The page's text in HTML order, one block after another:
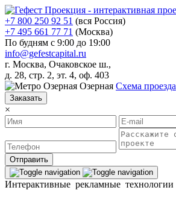
+7 800 250 92 51 (вся Россия)
+7 495 661 77 71 (Москва)
По будням с 9:00 до 19:00
info@gefestcapital.ru
г. Москва, Очаковское ш.,
д. 28, стр. 2, эт. 4, оф. 403
Озерная Схема проезда
Заказать
×
Отправить
Интерактивные рекламные технологии